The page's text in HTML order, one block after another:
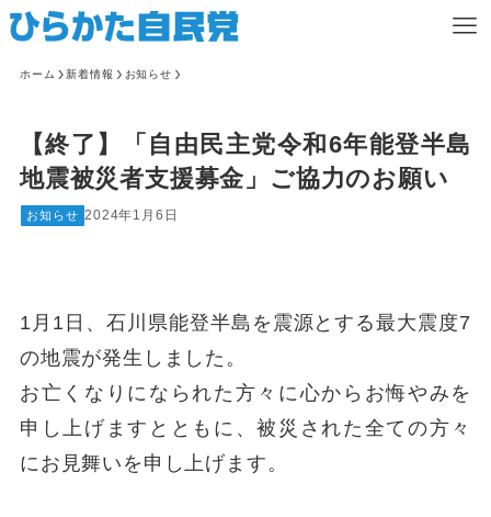
ホーム 新着情報 お知らせ
【終了】「自由民主党令和6年能登半島
地震被災者支援募金」ご協力のお願い
お知らせ 2024年1月6日
1月1日、石川県能登半島を震源とする最大震度7
の地震が発生しました。
お亡くなりになられた方々に心からお悔やみを
申し上げますとともに、被災された全ての方々
にお見舞いを申し上げます。